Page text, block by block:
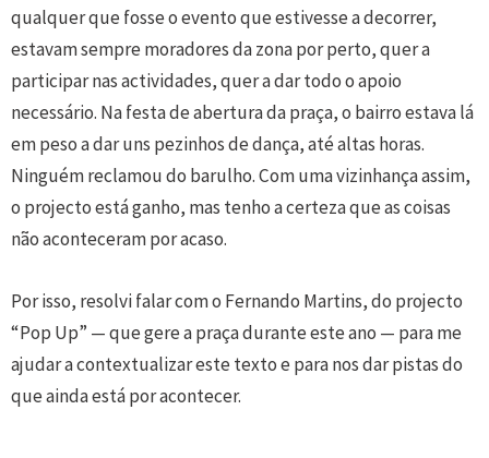
qualquer que fosse o evento que estivesse a decorrer,
estavam sempre moradores da zona por perto, quer a
participar nas actividades, quer a dar todo o apoio
necessário. Na festa de abertura da praça, o bairro estava lá
em peso a dar uns pezinhos de dança, até altas horas.
Ninguém reclamou do barulho. Com uma vizinhança assim,
o projecto está ganho, mas tenho a certeza que as coisas
não aconteceram por acaso.
Por isso, resolvi falar com o Fernando Martins, do projecto
“Pop Up” — que gere a praça durante este ano — para me
ajudar a contextualizar este texto e para nos dar pistas do
que ainda está por acontecer.